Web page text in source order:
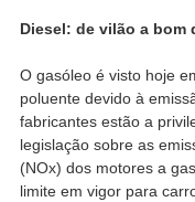
Diesel: de vilão a bom
O gasóleo é visto hoje
poluente devido à
fabricantes estão a
legislação sobre as
(NOx) dos motores a
limite em vigor para